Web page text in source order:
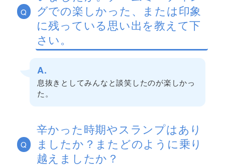
Q
グでの楽しかった、または印象
に残っている思い出を教えて下
さい。
A.
息抜きとしてみんなと談笑したのが楽しかっ
た。
Q
辛かった時期やスランプはあり
ましたか？またどのように乗り
越えましたか？